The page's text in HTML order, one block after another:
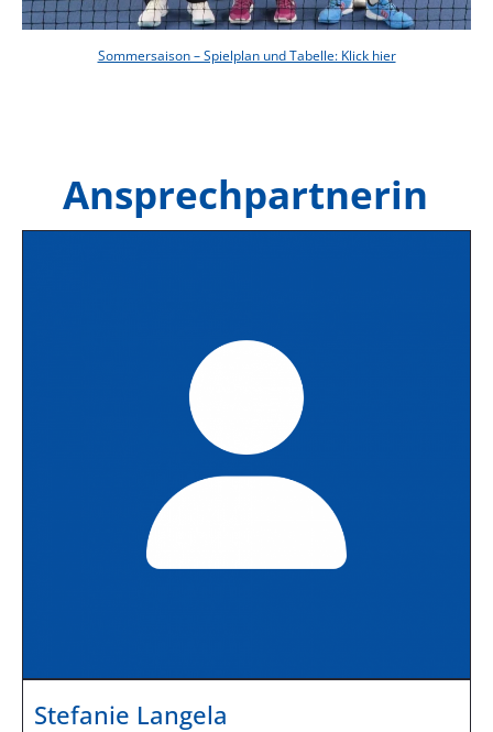
Sommersaison – Spielplan und Tabelle: Klick hier
Ansprechpartnerin
Stefanie Langela